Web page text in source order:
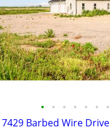
• • • • • • •
7429 Barbed Wire Drive